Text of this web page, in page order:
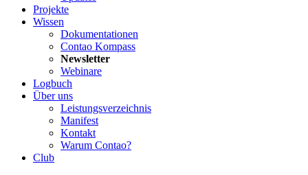
Projekte
Wissen
Dokumentationen
Contao Kompass
Newsletter
Webinare
Logbuch
Über uns
Leistungsverzeichnis
Manifest
Kontakt
Warum Contao?
Club